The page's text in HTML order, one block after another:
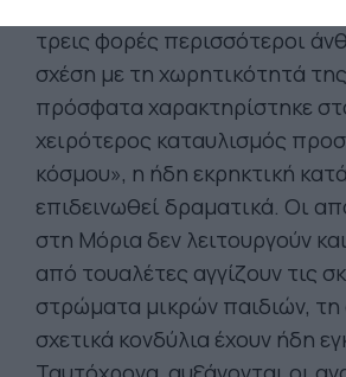
τρεις φορές περισσότεροι
σχέση με τη χωρητικότητά
πρόσφατα χαρακτηρίστηκε
χειρότερος καταυλισμός
κόσμου», η ήδη εκρηκτική
επιδεινωθεί δραματικά. Οι
στη Μόρια δεν λειτουργούν
από τουαλέτες αγγίζουν τις
στρώματα μικρών παιδιών, τη
σχετικά κονδύλια έχουν ήδη